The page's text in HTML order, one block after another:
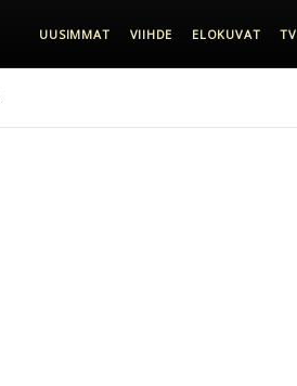
UUSIMMAT VIIHDE ELOKUVAT TV